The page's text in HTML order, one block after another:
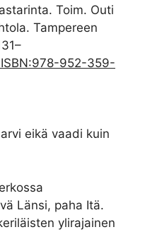
Toim. Outi
Tampereen
952-359-
eikä vaadi kuin
Länsi, paha Itä.
ylirajainen